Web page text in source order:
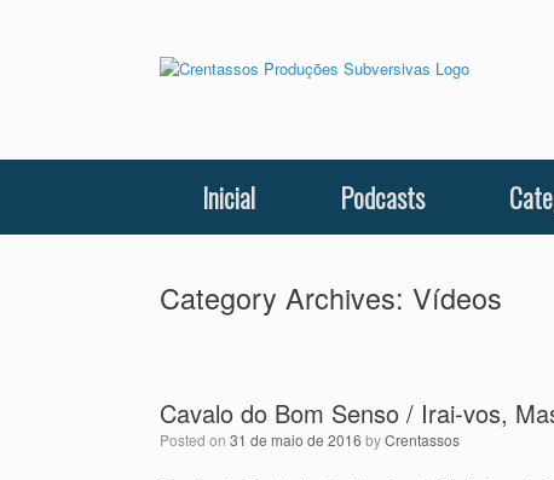
Inicial Podcasts
Category Archives: Vídeos
Cavalo do Bom Senso / Irai-vos,
Posted on 31 de maio de 2016 byCrentassos